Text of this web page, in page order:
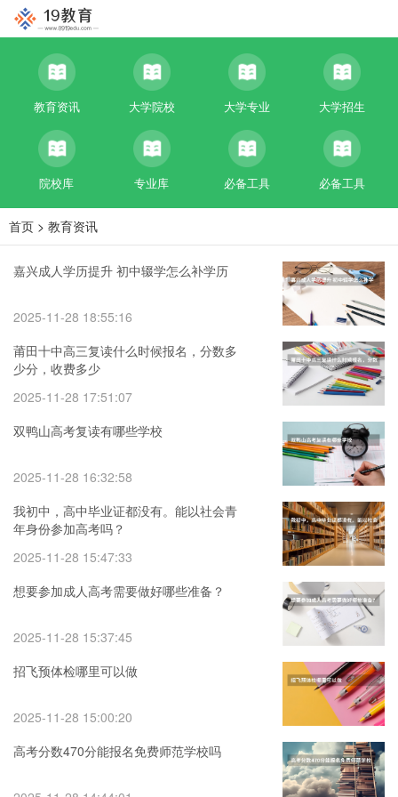
教育资讯 大学院校 大学专业 大学招生
院校库 专业库 必备工具 必备工具
首页 > 教育资讯
嘉兴成人学历提升 初中辍学怎么补学历
2025-11-28 18:55:16
莆田十中高三复读什么时候报名，分数多
少分，收费多少
2025-11-28 17:51:07
双鸭山高考复读有哪些学校
2025-11-28 16:32:58
我初中，高中毕业证都没有。能以社会青
年身份参加高考吗？
2025-11-28 15:47:33
想要参加成人高考需要做好哪些准备？
2025-11-28 15:37:45
招飞预体检哪里可以做
2025-11-28 15:00:20
高考分数470分能报名免费师范学校吗